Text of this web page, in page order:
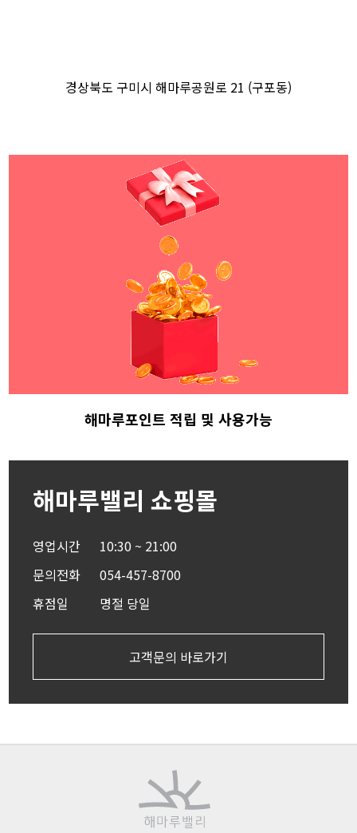
경상북도 구미시 해마루공원로 21 (구포동)
해마루밸리 쇼핑몰
영업시간
10:30 ~ 21:00
문의전화
054-457-8700
휴점일
명절 당일
고객문의 바로가기
해마루포인트 적립 및 사용가능